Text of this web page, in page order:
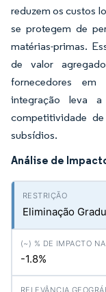
reduzem os custos
se protegem de
matérias-primas.
de valor
fornecedores
integração leva
competitividade
subsídios.
Análise de
Eliminação
-1.8%